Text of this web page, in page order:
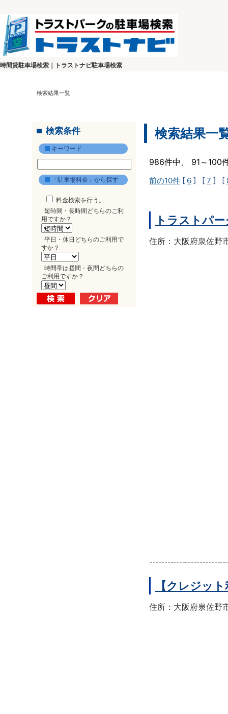
時間貸駐車場検索｜トラストナビ駐車場検索
検索結果一覧
検索条件
キーワード
「駐車場料金」から探す
料金検索を行う。
短時間・長時間どちらのご利
用ですか？
平日・休日どちらのご利用で
すか？
時間帯は昼間・夜間どちらの
ご利用ですか？
検索結果一
986件中、 91～100
前の10件 [ 6 ] [ 7 ] [
トラストパ
住所：大阪府泉佐野
【クレジッ
住所：大阪府泉佐野